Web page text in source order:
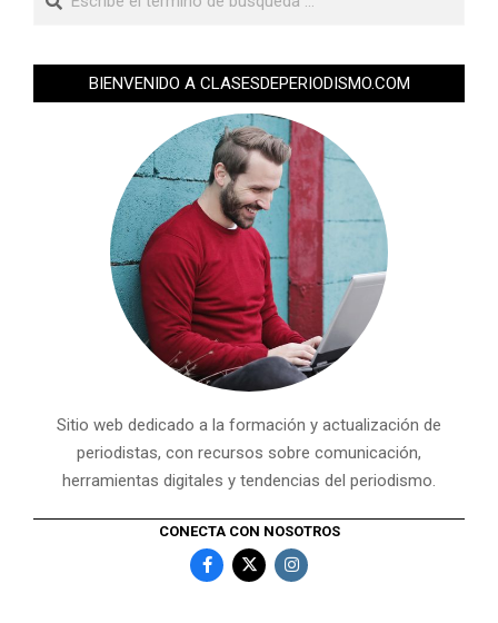
BIENVENIDO A CLASESDEPERIODISMO.COM
Sitio web dedicado a la formación y actualización de
periodistas, con recursos sobre comunicación,
herramientas digitales y tendencias del periodismo.
CONECTA CON NOSOTROS